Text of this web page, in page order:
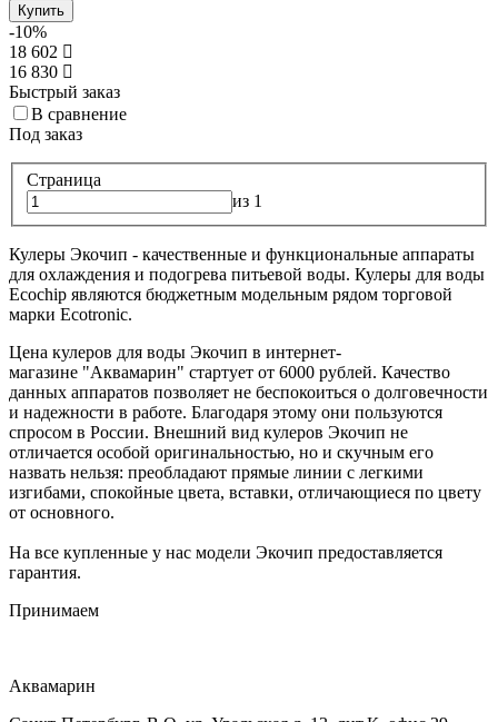
Купить
-10%
18 602
16 830
Быстрый заказ
В сравнение
Под заказ
Страница
из 1
Кулеры Экочип - качественные и функциональные аппараты
для охлаждения и подогрева питьевой воды. Кулеры для воды
Ecochip являются бюджетным модельным рядом торговой
марки Ecotronic.
Цена кулеров для воды Экочип в интернет-
магазине "Аквамарин" стартует от 6000 рублей. Качество
данных аппаратов позволяет не беспокоиться о долговечности
и надежности в работе. Благодаря этому они пользуются
спросом в России. Внешний вид кулеров Экочип не
отличается особой оригинальностью, но и скучным его
назвать нельзя: преобладают прямые линии с легкими
изгибами, спокойные цвета, вставки, отличающиеся по цвету
от основного.
На все купленные у нас модели Экочип предоставляется
гарантия.
Принимаем
Аквамарин